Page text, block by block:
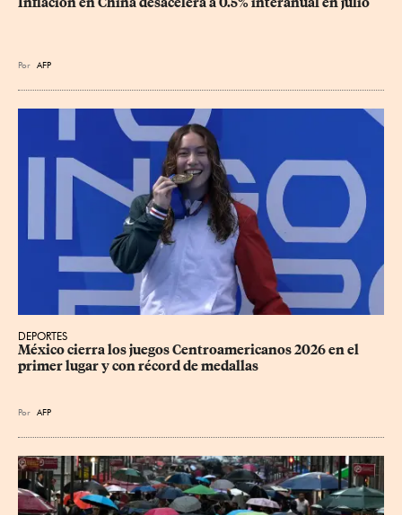
Por AFP
DEPORTES
México cierra los juegos Centroamericanos 2026 en el
primer lugar y con récord de medallas
Por AFP